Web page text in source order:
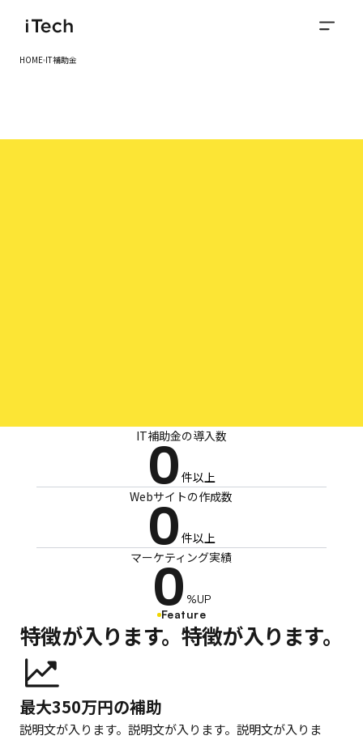
HOME IT補助金
IT補助金の導入数
0件以上
Webサイトの作成数
0件以上
マーケティング実績
0 %UP
Feature
特徴が入ります。特徴が入ります。
最大350万円の補助
説明文が入ります。説明文が入ります。説明文が入りま